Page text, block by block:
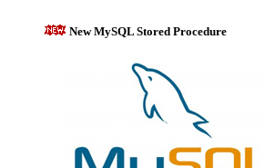
New MySQL Stored Procedure